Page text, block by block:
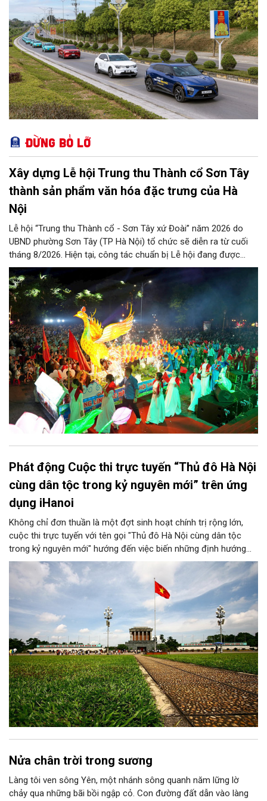
Đừng bỏ lỡ
Xây dựng Lễ hội Trung thu Thành cổ Sơn Tây
thành sản phẩm văn hóa đặc trưng của Hà
Nội
Lễ hội “Trung thu Thành cổ - Sơn Tây xứ Đoài” năm 2026 do
UBND phường Sơn Tây (TP Hà Nội) tổ chức sẽ diễn ra từ cuối
tháng 8/2026. Hiện tại, công tác chuẩn bị Lễ hội đang được
chính quyền phường Sơn Tây cùng các phòng, ban, ngành, đơn
vị và 25 tổ dân phố khẩn trương triển khai, tạo khí thế sôi nổi,
sẵn sàng mang đến cho Nhân dân và du khách một mùa Trung
thu quy mô, đặc sắc và giàu bản sắc văn hóa xứ Đoài.
Phát động Cuộc thi trực tuyến “Thủ đô Hà Nội
cùng dân tộc trong kỷ nguyên mới” trên ứng
dụng iHanoi
Không chỉ đơn thuần là một đợt sinh hoạt chính trị rộng lớn,
cuộc thi trực tuyến với tên gọi "Thủ đô Hà Nội cùng dân tộc
trong kỷ nguyên mới" hướng đến việc biến những định hướng
chiến lược trong Nghị quyết số 02-NQ/TW của Bộ Chính trị
thành niềm tin, thành nhận thức chung của mỗi người dân.
Nửa chân trời trong sương
Làng tôi ven sông Yên, một nhánh sông quanh năm lững lờ
chảy qua những bãi bồi ngập cỏ. Con đường đất dẫn vào làng